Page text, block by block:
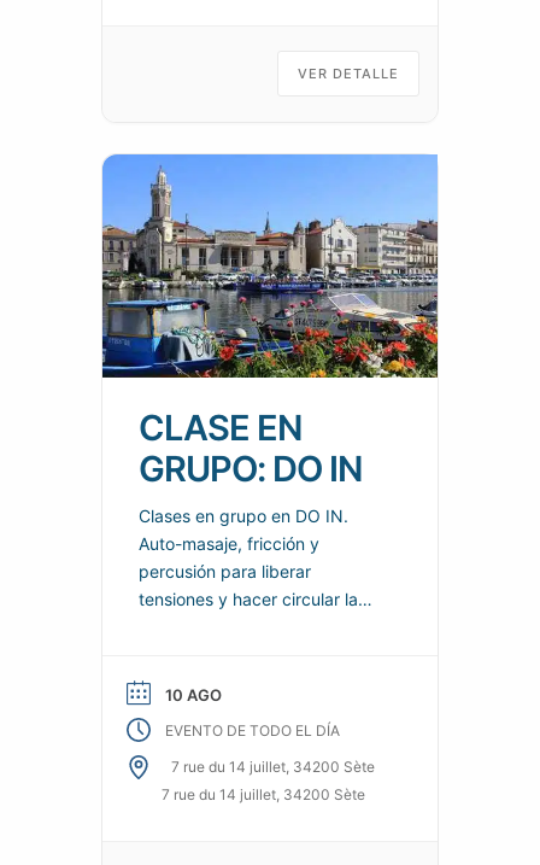
práctica Organizador: SOCIÉTÉ
VER DETALLE
CLASE EN
GRUPO: DO IN
Clases en grupo en DO IN.
Auto-masaje, fricción y
percusión para liberar
tensiones y hacer circular la
sensaciones reales de
bienestar para el cuerpo y la
mente.
10 AGO
EVENTO DE TODO EL DÍA
7 rue du 14 juillet, 34200 Sète
7 rue du 14 juillet, 34200 Sète